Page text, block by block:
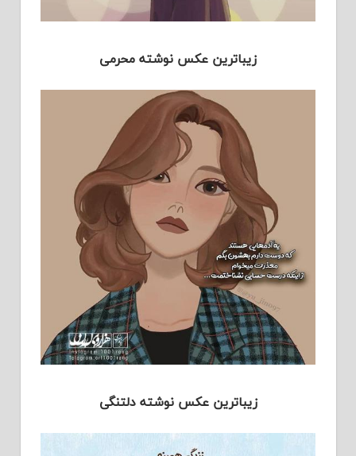
زیباترین عکس نوشته محرمی
زیباترین عکس نوشته دلتنگی